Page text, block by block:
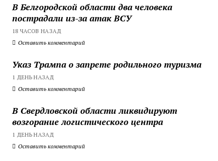
В Белгородской области два человека
пострадали из-за атак ВСУ
18 ЧАСОВ НАЗАД
Оставить комментарий
Указ Трампа о запрете родильного туризма
1 ДЕНЬ НАЗАД
Оставить комментарий
В Свердловской области ликвидируют
возгорание логистического центра
1 ДЕНЬ НАЗАД
Оставить комментарий